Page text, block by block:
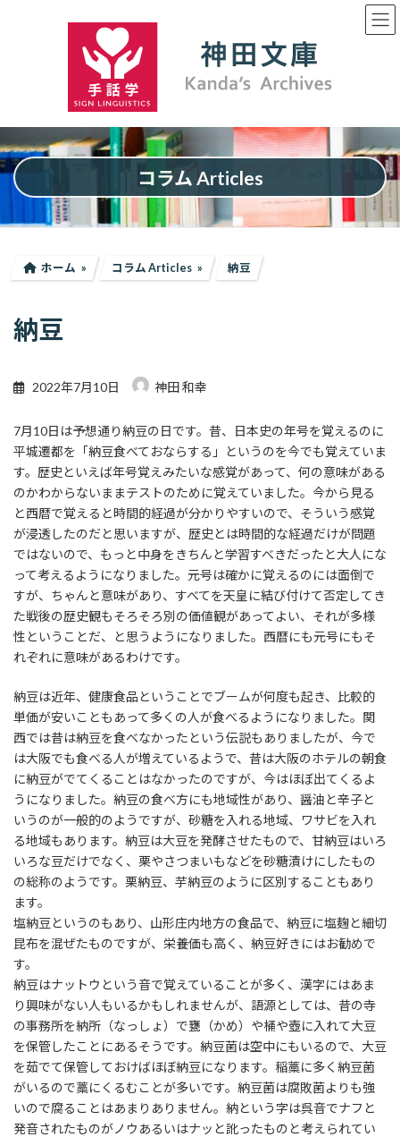
ッ
プ
移
動
コラム Articles
ホーム コラム Articles 納豆
納豆
2022年7月10日 神田 和幸
7月10日は予想通り納豆の日です。昔、日本史の年号を覚えるのに
平城遷都を「納豆食べておならする」というのを今でも覚えていま
す。歴史といえば年号覚えみたいな感覚があって、何の意味がある
のかわからないままテストのために覚えていました。今から見る
と西暦で覚えると時間的経過が分かりやすいので、そういう感覚
が浸透したのだと思いますが、歴史とは時間的な経過だけが問題
ではないので、もっと中身をきちんと学習すべきだったと大人にな
って考えるようになりました。元号は確かに覚えるのには面倒で
すが、ちゃんと意味があり、すべてを天皇に結び付けて否定してき
た戦後の歴史観もそろそろ別の価値観があってよい、それが多様
性ということだ、と思うようになりました。西暦にも元号にもそ
れぞれに意味があるわけです。
納豆は近年、健康食品ということでブームが何度も起き、比較的
単価が安いこともあって多くの人が食べるようになりました。関
西では昔は納豆を食べなかったという伝説もありましたが、今で
は大阪でも食べる人が増えているようで、昔は大阪のホテルの朝食
に納豆がでてくることはなかったのですが、今はほぼ出てくるよ
うになりました。納豆の食べ方にも地域性があり、醤油と辛子と
いうのが一般的のようですが、砂糖を入れる地域、ワサビを入れ
る地域もあります。納豆は大豆を発酵させたもので、甘納豆はいろ
いろな豆だけでなく、栗やさつまいもなどを砂糖漬けにしたもの
の総称のようです。栗納豆、芋納豆のように区別することもあり
ます。
塩納豆というのもあり、山形庄内地方の食品で、納豆に塩麹と細切
昆布を混ぜたものですが、栄養価も高く、納豆好きにはお勧めで
す。
納豆はナットウという音で覚えていることが多く、漢字にはあま
り興味がない人もいるかもしれませんが、語源としては、昔の寺
の事務所を納所（なっしょ）で甕（かめ）や桶や壺に入れて大豆
を保管したことにあるそうです。納豆菌は空中にもいるので、大豆
を茹でて保管しておけばほぼ納豆になります。稲藁に多く納豆菌
がいるので藁にくるむことが多いです。納豆菌は腐敗菌よりも強
いので腐ることはあまりありません。納という字は呉音でナフと
発音されたものがノウあるいはナッと訛ったものと考えられてい